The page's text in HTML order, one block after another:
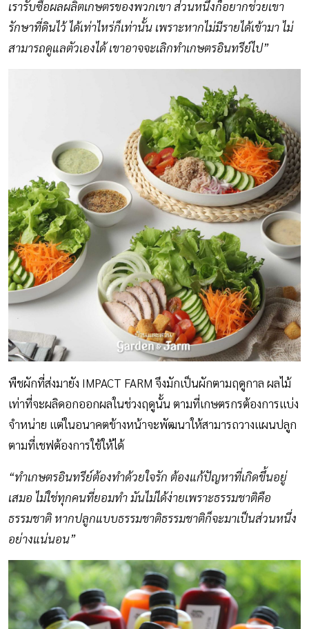
เรารับซื้อผลผลิตเกษตรของพวกเขา ส่วนหนึ่งก็อยากช่วยเขา
รักษาที่ดินไว้ ได้เท่าไหร่ก็เท่านั้น เพราะหากไม่มีรายได้เข้ามา ไม่
สามารถดูแลตัวเองได้ เขาอาจจะเลิกทำเกษตรอินทรีย์ไป”
พืชผักที่ส่งมายัง IMPACT FARM จึงมักเป็นผักตามฤดูกาล ผลไม้
เท่าที่จะผลิดอกออกผลในช่วงฤดูนั้น ตามที่เกษตรกรต้องการแบ่ง
จำหน่าย แต่ในอนาคตข้างหน้าจะพัฒนาให้สามารถวางแผนปลูก
ตามที่เชฟต้องการใช้ให้ได้
“ทำเกษตรอินทรีย์ต้องทำด้วยใจรัก ต้องแก้ปัญหาที่เกิดขึ้นอยู่
เสมอ ไม่ใช่ทุกคนที่ยอมทำ มันไม่ได้ง่ายเพราะธรรมชาติคือ
ธรรมชาติ หากปลูกแบบธรรมชาติธรรมชาติก็จะมาเป็นส่วนหนึ่ง
อย่างแน่นอน”